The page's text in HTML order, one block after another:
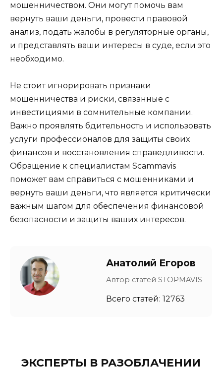
мошенничеством. Они могут помочь вам
вернуть ваши деньги, провести правовой
анализ, подать жалобы в регуляторные органы,
и представлять ваши интересы в суде, если это
необходимо.
Не стоит игнорировать признаки
мошенничества и риски, связанные с
инвестициями в сомнительные компании.
Важно проявлять бдительность и использовать
услуги профессионалов для защиты своих
финансов и восстановления справедливости.
Обращение к специалистам Scammavis
поможет вам справиться с мошенниками и
вернуть ваши деньги, что является критически
важным шагом для обеспечения финансовой
безопасности и защиты ваших интересов.
Анатолий Егоров
Автор статей STOPMAVIS
Всего статей: 12763
ЭКСПЕРТЫ В РАЗОБЛАЧЕНИИ